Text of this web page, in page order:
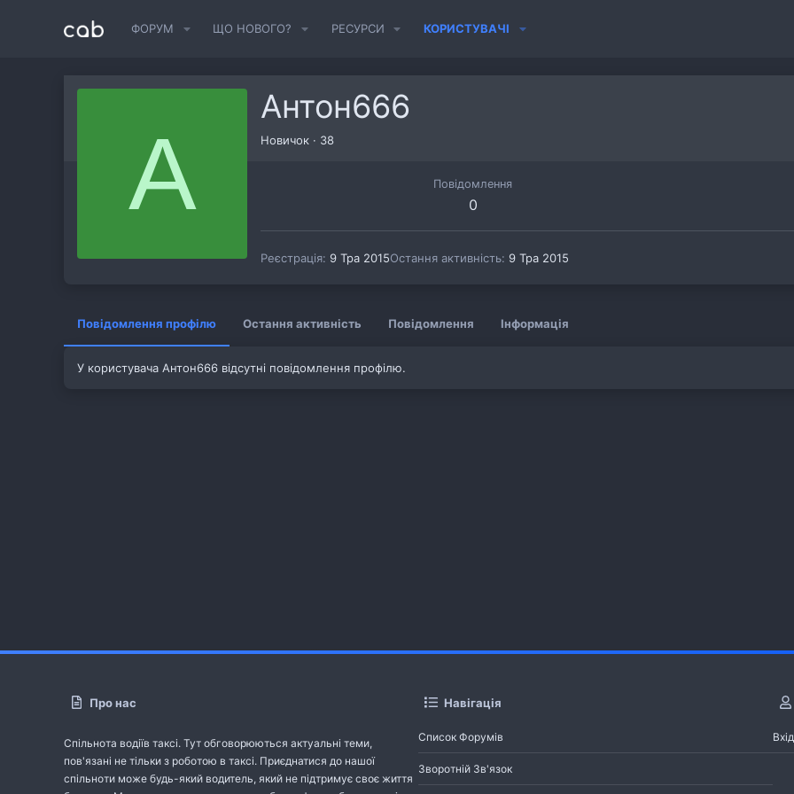
ФОРУМ ЩО НОВОГО? РЕСУРСИ КОРИСТУВАЧІ
А
Антон666
Новичок · 38
Повідомлення
0
Реєстрація 9 Тра 2015Остання активність 9 Тра 2015
Повідомлення профілю Остання активність Повідомлення Інформація
У користувача Антон666 відсутні повідомлення профілю.
Про нас
Спільнота водіїв таксі. Тут обговорюються актуальні теми,
пов'язані не тільки з роботою в таксі. Приєднатися до нашої
спільноти може будь-який водитель, який не підтримує своє життя
Навігація
Список Форумів
Зворотній Зв'язок
Вхід